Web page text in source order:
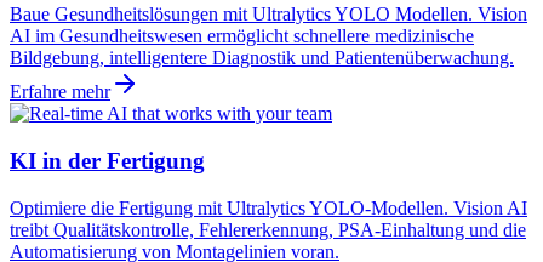
Baue Gesundheitslösungen mit Ultralytics YOLO Modellen. Vision
AI im Gesundheitswesen ermöglicht schnellere medizinische
Bildgebung, intelligentere Diagnostik und Patientenüberwachung.
Erfahre mehr
KI in der Fertigung
Optimiere die Fertigung mit Ultralytics YOLO-Modellen. Vision AI
treibt Qualitätskontrolle, Fehlererkennung, PSA-Einhaltung und die
Automatisierung von Montagelinien voran.